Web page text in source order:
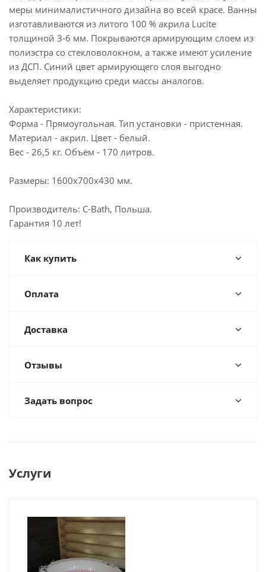
меры минималистичного дизайна во всей красе. Ванны
изготавливаются из литого 100 % акрила Lucite
толщиной 3-6 мм. Покрываются армирующим слоем из
полиэстра со стекловолокном, а также имеют усиление
из ДСП. Синий цвет армирующего слоя выгодно
выделяет продукцию среди массы аналогов.
Характеристики:
Форма - Прямоугольная. Тип установки - пристенная.
Материал - акрил. Цвет - белый.
Вес - 26,5 кг. Объём - 170 литров.
Размеры: 1600х700х430 мм.
Производитель: C-Bath, Польша.
Гарантия 10 лет!
Как купить
Оплата
Доставка
Отзывы
Задать вопрос
Услуги